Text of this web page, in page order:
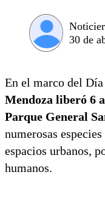
30 de
En el marco del
Mendoza liberó 6
Parque General
numerosas
espacios urbanos,
humanos.